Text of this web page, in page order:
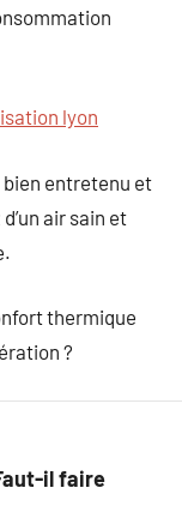
lyon
entretenu et
air sain et
thermique
?
il faire